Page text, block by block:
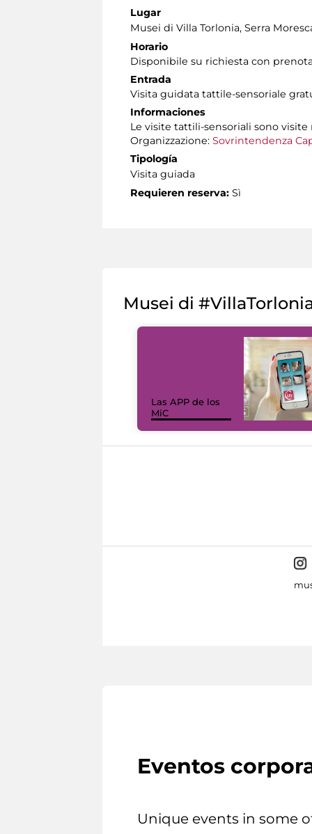
Lugar
Musei di Villa Torlonia, Serra
Horario
Disponibile su richiesta con
Entrada
Visita guidata tattile-sensoriale
Informaciones
Le visite tattili-sensoriali sono
Organizzazione: Sovrintendenza
Tipología
Visita guiada
Requieren reserva: Sì
Musei di
Las APP de los
MiC
Eventos
Unique events in some